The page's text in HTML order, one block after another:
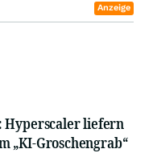
Anzeige
Hyperscaler liefern
„KI-Groschengrab“